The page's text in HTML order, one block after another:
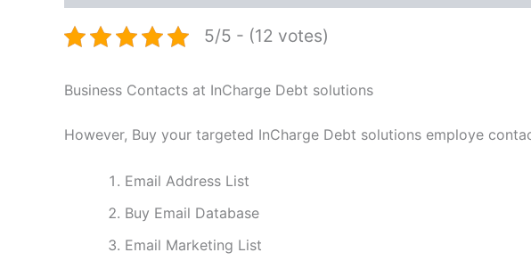
5/5 - (12 votes)
Business Contacts at InCharge Debt solutions
However, Buy your targeted InCharge Debt solutions employe
Email Address List
Buy Email Database
Email Marketing List